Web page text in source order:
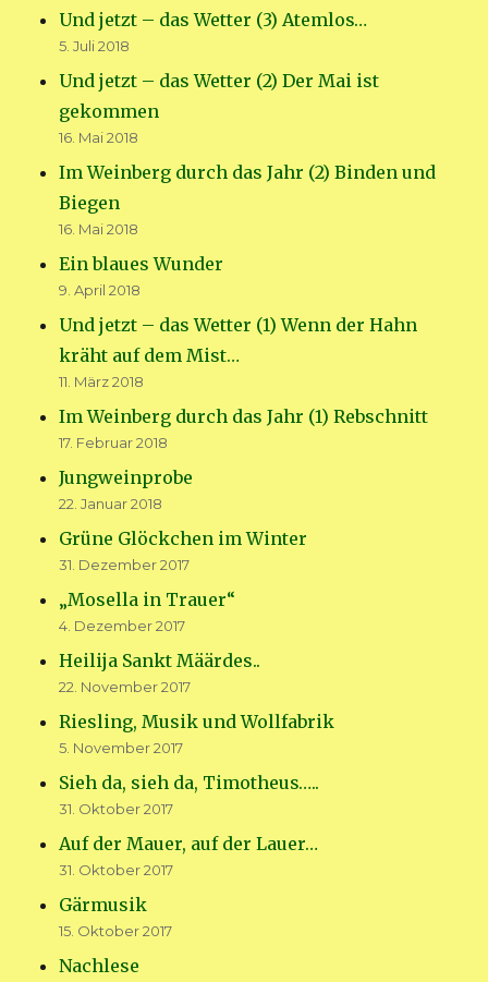
Und jetzt – das Wetter (3) Atemlos…
5. Juli 2018
Und jetzt – das Wetter (2) Der Mai ist
gekommen
16. Mai 2018
Im Weinberg durch das Jahr (2) Binden und
Biegen
16. Mai 2018
Ein blaues Wunder
9. April 2018
Und jetzt – das Wetter (1) Wenn der Hahn
kräht auf dem Mist…
11. März 2018
Im Weinberg durch das Jahr (1) Rebschnitt
17. Februar 2018
Jungweinprobe
22. Januar 2018
Grüne Glöckchen im Winter
31. Dezember 2017
„Mosella in Trauer“
4. Dezember 2017
Heilija Sankt Määrdes..
22. November 2017
Riesling, Musik und Wollfabrik
5. November 2017
Sieh da, sieh da, Timotheus…..
31. Oktober 2017
Auf der Mauer, auf der Lauer…
31. Oktober 2017
Gärmusik
15. Oktober 2017
Nachlese